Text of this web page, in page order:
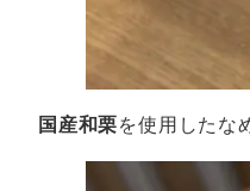
国産和栗を使用したな